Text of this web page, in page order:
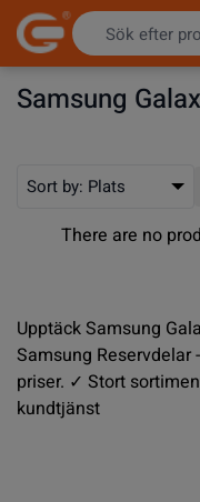
Hoppa till innehållet
Samsung
Sort by: Plats
There are no
Upptäck Samsung
Samsung
priser. ✓ Stort
kundtjänst